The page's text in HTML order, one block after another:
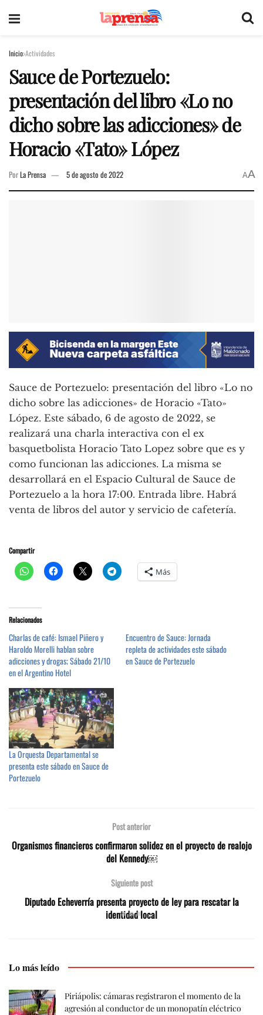
Inicio Actividades
Sauce de Portezuelo:
presentación del libro «Lo no
dicho sobre las adicciones» de
Horacio «Tato» López
PorLa Prensa 5 de agosto de 2022 AA
Sauce de Portezuelo: presentación del libro «Lo no
dicho sobre las adicciones» de Horacio «Tato»
López. Este sábado, 6 de agosto de 2022, se
realizará una charla interactiva con el ex
basquetbolista Horacio Tato Lopez sobre que es y
como funcionan las adicciones. La misma se
desarrollará en el Espacio Cultural de Sauce de
Portezuelo a la hora 17:00. Entrada libre. Habrá
venta de libros del autor y servicio de cafetería.
Compartir
Más
Relacionados
Charlas de café: Ismael Piñero y
Haroldo Morelli hablan sobre
adicciones y drogas; Sábado 21/10
en el Argentino Hotel
Encuentro de Sauce: Jornada
repleta de actividades este sábado
en Sauce de Portezuelo
La Orquesta Departamental se
presenta este sábado en Sauce de
Portezuelo
Post anterior
Organismos financieros confirmaron solidez en el proyecto de realojo
del Kennedy￼
Siguiente post
Diputado Echeverría presenta proyecto de ley para rescatar la
identidad local
Lo más leído
Piriápolis: cámaras registraron el momento de la
agresión al conductor de un monopatín eléctrico